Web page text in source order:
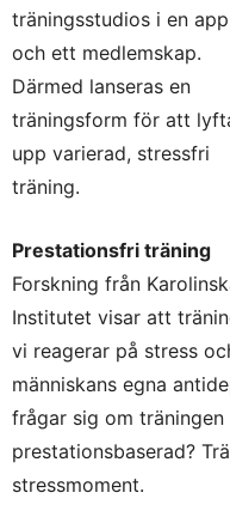
träningsstudios i en app
och ett medlemskap.
Därmed lanseras en
träningsform för att
upp varierad, stressfri
träning.
Prestationsfri träning
Forskning från
Institutet visar att
vi reagerar på stress
människans egna
frågar sig om
prestationsbaserad?
stressmoment.